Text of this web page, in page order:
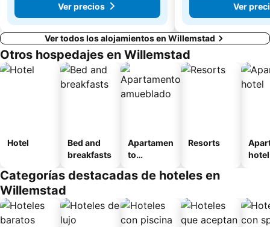
Ver precios
Ver
Ver todos los alojamientos en Willemstad
Otros hospedajes en Willemstad
Hotel
Bed and
breakfasts
Apartamen
to
o
Resorts
hotel
Categorías destacadas de hoteles en
Willemstad